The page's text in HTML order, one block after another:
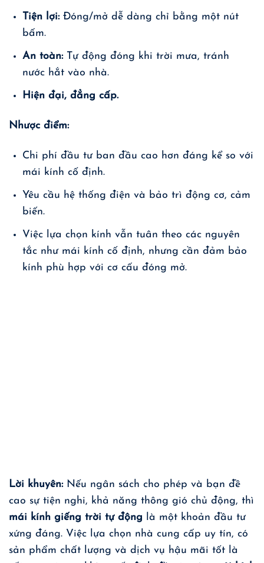
Tiện lợi:Đóng/mở dễ dàng chỉ bằng một nút
bấm.
An toàn:Tự động đóng khi trời mưa, tránh
nước hắt vào nhà.
Hiện đại, đẳng cấp.
Nhược điểm:
Chi phí đầu tư ban đầu cao hơn đáng kể so với
mái kính cố định.
Yêu cầu hệ thống điện và bảo trì động cơ, cảm
biến.
Việc lựa chọn kính vẫn tuân theo các nguyên
tắc như mái kính cố định, nhưng cần đảm bảo
kính phù hợp với cơ cấu đóng mở.
Lời khuyên:Nếu ngân sách cho phép và bạn đề
cao sự tiện nghi, khả năng thông gió chủ động, thì
mái kính giếng trời tự động là một khoản đầu tư
xứng đáng. Việc lựa chọn nhà cung cấp uy tín, có
sản phẩm chất lượng và dịch vụ hậu mãi tốt là